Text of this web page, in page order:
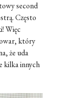
second
Często
Więc
który
że uda
kilka innych